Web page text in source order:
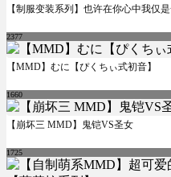
【制服变装系列】也许在你心中我仅
2377
【MMD】むに【ぴくちぃ式初音】
1660
【崩坏三 MMD】鬼铠VS圣女
1725